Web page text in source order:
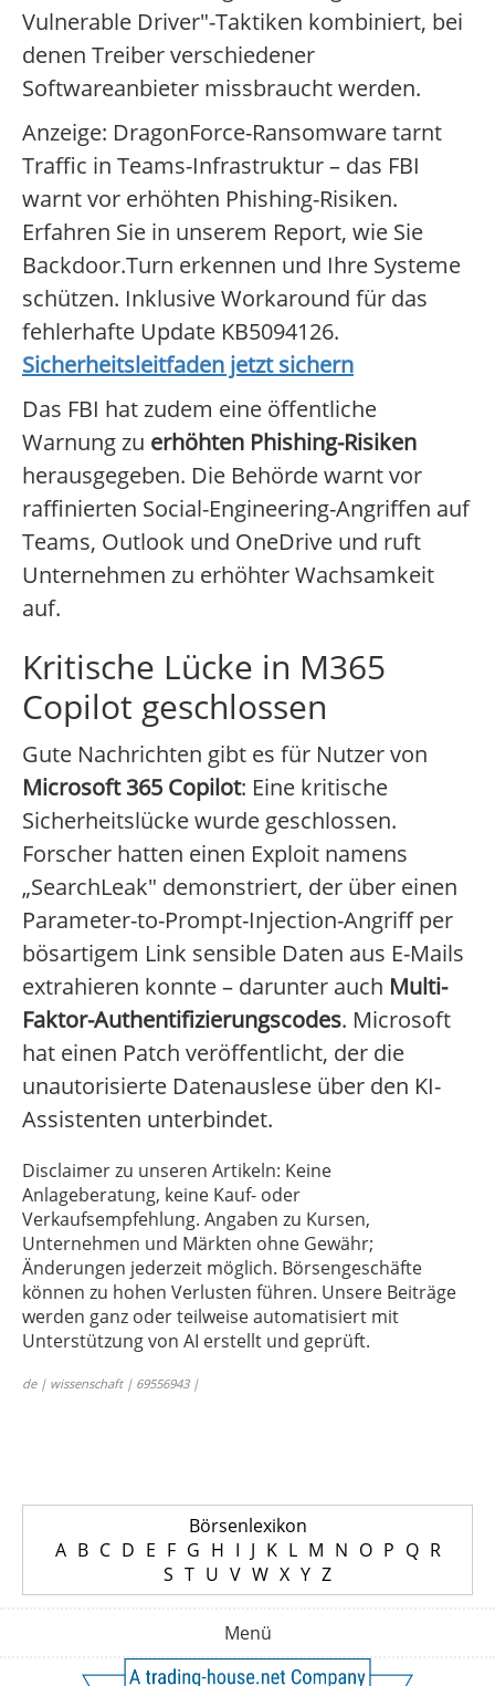
Vulnerable Driver"-Taktiken kombiniert, bei
denen Treiber verschiedener
Softwareanbieter missbraucht werden.
Anzeige: DragonForce-Ransomware tarnt
Traffic in Teams-Infrastruktur – das FBI
warnt vor erhöhten Phishing-Risiken.
Erfahren Sie in unserem Report, wie Sie
Backdoor.Turn erkennen und Ihre Systeme
schützen. Inklusive Workaround für das
fehlerhafte Update KB5094126.
Sicherheitsleitfaden jetzt sichern
Das FBI hat zudem eine öffentliche
Warnung zu erhöhten Phishing-Risiken
herausgegeben. Die Behörde warnt vor
raffinierten Social-Engineering-Angriffen auf
Teams, Outlook und OneDrive und ruft
Unternehmen zu erhöhter Wachsamkeit
auf.
Kritische Lücke in M365
Copilot geschlossen
Gute Nachrichten gibt es für Nutzer von
Microsoft 365 Copilot: Eine kritische
Sicherheitslücke wurde geschlossen.
Forscher hatten einen Exploit namens
„SearchLeak" demonstriert, der über einen
Parameter-to-Prompt-Injection-Angriff per
bösartigem Link sensible Daten aus E-Mails
extrahieren konnte – darunter auch Multi-
Faktor-Authentifizierungscodes. Microsoft
hat einen Patch veröffentlicht, der die
unautorisierte Datenauslese über den KI-
Assistenten unterbindet.
Disclaimer zu unseren Artikeln: Keine
Anlageberatung, keine Kauf- oder
Verkaufsempfehlung. Angaben zu Kursen,
Unternehmen und Märkten ohne Gewähr;
Änderungen jederzeit möglich. Börsengeschäfte
können zu hohen Verlusten führen. Unsere Beiträge
werden ganz oder teilweise automatisiert mit
Unterstützung von AI erstellt und geprüft.
de | wissenschaft | 69556943 |
Börsenlexikon
A B C D E F G H I J K L M N O P Q R
S T U V W X Y Z
Menü